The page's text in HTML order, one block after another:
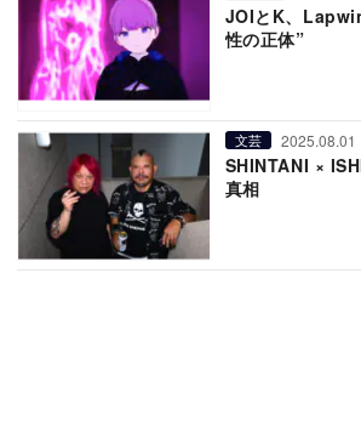
JOIとK、
性の正体”
文芸 2025.08.01
SHINTANI ×
真相